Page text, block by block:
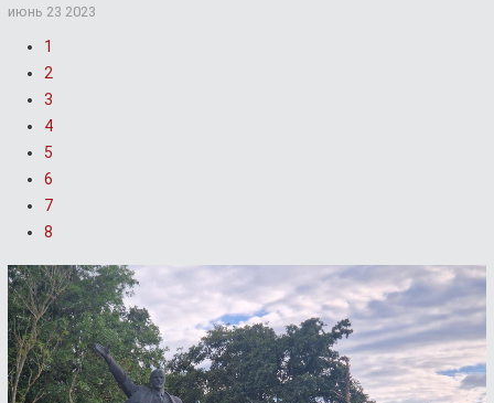
июнь 23 2023
1
2
3
4
5
6
7
8